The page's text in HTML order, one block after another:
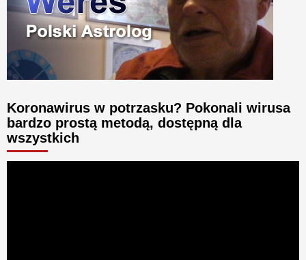
Koronawirus w potrzasku? Pokonali wirusa
bardzo prostą metodą, dostępną dla
wszystkich